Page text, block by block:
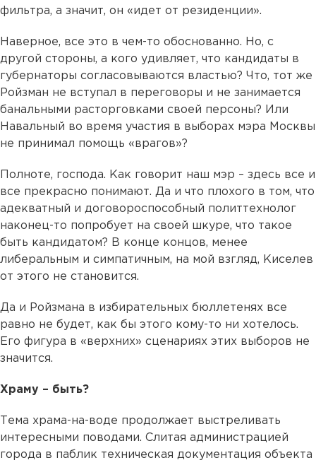
фильтра, а значит, он «идет от резиденции».
Наверное, все это в чем-то обоснованно. Но, с
другой стороны, а кого удивляет, что кандидаты в
губернаторы согласовываются властью? Что, тот же
Ройзман не вступал в переговоры и не занимается
банальными расторговками своей персоны? Или
Навальный во время участия в выборах мэра Москвы
не принимал помощь «врагов»?
Полноте, господа. Как говорит наш мэр – здесь все и
все прекрасно понимают. Да и что плохого в том, что
адекватный и договороспособный политтехнолог
наконец-то попробует на своей шкуре, что такое
быть кандидатом? В конце концов, менее
либеральным и симпатичным, на мой взгляд, Киселев
от этого не становится.
Да и Ройзмана в избирательных бюллетенях все
равно не будет, как бы этого кому-то ни хотелось.
Его фигура в «верхних» сценариях этих выборов не
значится.
Храму – быть?
Тема храма-на-воде продолжает выстреливать
интересными поводами. Слитая администрацией
города в паблик техническая документация объекта